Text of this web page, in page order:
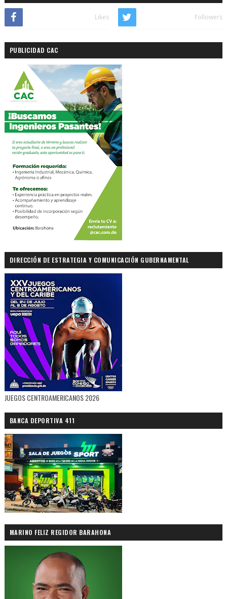
Likes Followers
PUBLICIDAD CAC
DIRECCIÓN DE ESTRATEGIA Y COMUNICACIÓN GUBERNAMENTAL
JUEGOS CENTROAMERICANOS 2026
BANCA DEPORTIVA 411
MARINO FELIZ REGIDOR BARAHONA